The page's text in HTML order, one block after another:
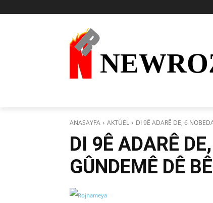
ANASAYFA AKTÜEL DI 9Ê ADARÊ DE, 6
DI 9Ê ADARÊ
GÛNDEMÊ DÊ